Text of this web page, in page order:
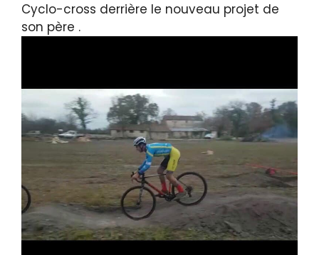
Cyclo-cross derrière le nouveau projet de
son père .